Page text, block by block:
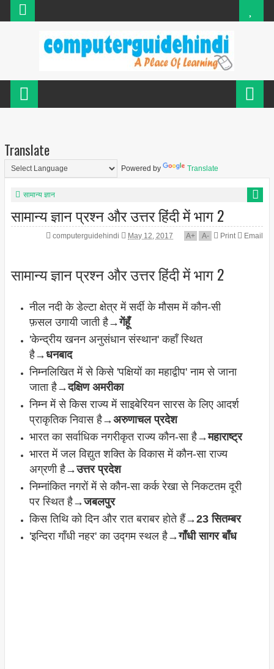
Translate
Powered by Translate
सामान्य ज्ञान
सामान्य ज्ञान प्रश्न और उत्तर हिंदी में भाग 2
computerguidehindi May 12, 2017 A+ A- Print Email
सामान्य ज्ञान प्रश्न और उत्तर हिंदी में भाग 2
नील नदी के डेल्टा क्षेत्र में सर्दी के मौसम में कौन-सी
फ़सल उगायी जाती है→गेंहूँ
'केन्द्रीय खनन अनुसंधान संस्थान' कहाँ स्थित
है→धनबाद
निम्नलिखित में से किसे 'पक्षियों का महाद्वीप' नाम से जाना
जाता है→दक्षिण अमरीका
निम्न में से किस राज्य में साइबेरियन सारस के लिए आदर्श
प्राकृतिक निवास है→अरुणाचल प्रदेश
भारत का सर्वाधिक नगरीकृत राज्य कौन-सा है→महाराष्ट्र
भारत में जल विद्युत शक्ति के विकास में कौन-सा राज्य
अग्रणी है→उत्तर प्रदेश
निम्नांकित नगरों में से कौन-सा कर्क रेखा से निकटतम दूरी
पर स्थित है→जबलपुर
किस तिथि को दिन और रात बराबर होते हैं→23 सितम्बर
'इन्दिरा गाँधी नहर' का उद्गम स्थल है→गाँधी सागर बाँध